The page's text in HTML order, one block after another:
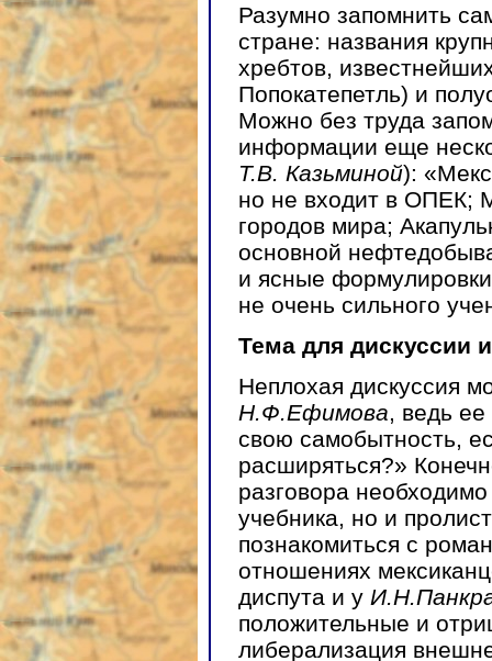
Разумно запомнить
стране: названия
хребтов,
Попокатепетль) и
Можно без труда
информации еще
Т.В. Казьминой):
но не входит в ОПЕК;
городов мира;
основной
и ясные
не очень сильного
Тема для дискуссии
Неплохая дискуссия
Н.Ф.Ефимова, ведь
свою самобытность,
расширяться?»
разговора
учебника, но и
познакомиться с
отношениях
диспута и у
положительные и
либерализация